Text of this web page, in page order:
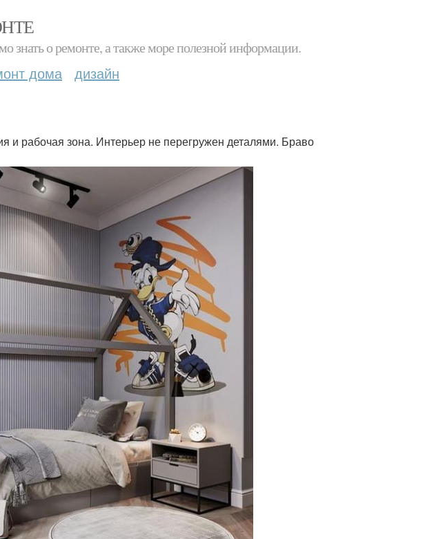
знать о ремонте, а также море полезной информации.
дома дизайн
и рабочая зона. Интерьер не перегружен деталями. Браво